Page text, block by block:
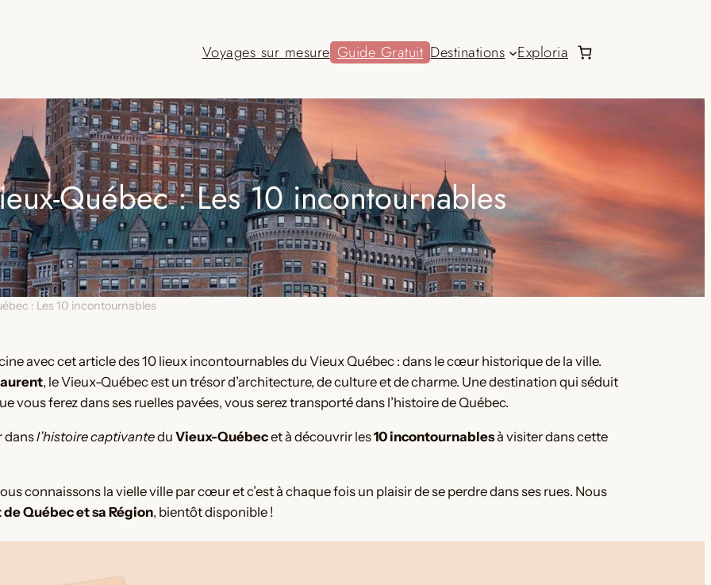
Voyages sur mesure Guide Gratuit Destinations Exploria
Québec : Les 10 incontournables
: Les 10 incontournables
avec cet article des 10 lieux incontournables du Vieux Québec : dans le cœur historique de la ville.
, le Vieux-Québec est un trésor d’architecture, de culture et de charme. Une destination qui séduit
vous ferez dans ses ruelles pavées, vous serez transporté dans l’histoire de Québec.
dansl’histoire captivantedu Vieux-Québecet à découvrir les10 incontournablesà visiter dans cette
connaissons la vielle ville par cœur et c’est à chaque fois un plaisir de se perdre dans ses rues. Nous
Québec et sa Région, bientôt disponible !